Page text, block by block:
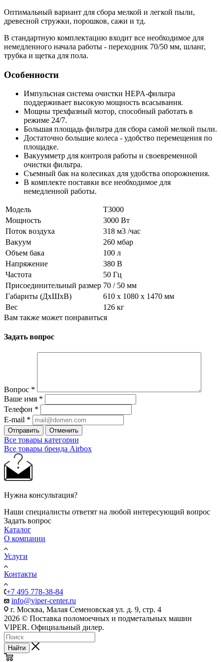
Оптимальный вариант для сбора мелкой и легкой пыли,
древесной стружки, порошков, сажи и тд.
В стандартную комплектацию входит все необходимое для
немедленного начала работы - переходник 70/50 мм, шланг,
трубка и щетка для пола.
Особенности
Импульсная система очистки HEPA-фильтра
поддерживает высокую мощность всасывания.
Мощны трехфазный мотор, способный работать в
режиме 24/7.
Большая площадь фильтра для сбора самой мелкой пыли.
Достаточно большие колеса - удобство перемещения по
площадке.
Вакуумметр для контроля работы и своевременной
очистки фильтра.
Съемный бак на колесиках для удобства опорожнения.
В комплекте поставки все необходимое для
немедленной работы.
Модель
Т3000
Мощность
3000 Вт
Поток воздуха
318 м3 /час
Вакуум
260 мбар
Объем бака
100 л
Напряжение
380 В
Частота
50 Гц
Присоединительный размер 70 / 50 мм
Габариты (ДхШхВ)
610 х 1080 х 1470 мм
Вес
126 кг
Вам также может понравиться
Задать вопрос
Вопрос *
Ваше имя *
Телефон *
E-mail *
Отправить Отменить
Все товары категории
Все товары бренда Airbox
Нужна консультация?
Наши специалисты ответят на любой интересующий вопрос
Задать вопрос
Каталог
О компании
Услуги
Контакты
+7 495 778-38-84
info@viper-center.ru
г. Москва, Малая Семеновская ул. д. 9, стр. 4
2026 © Поставка поломоечных и подметальных машин
VIPER. Официальный дилер.
Найти